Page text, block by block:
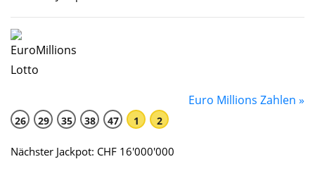
Euro Millions Zahlen »
26 29 35 38 47 1 2
Nächster Jackpot: CHF 16'000'000